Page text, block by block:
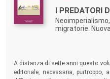
Titolo:
I PREDATORI
migratorie.
A distanza di sette anni questo
editoriale, necessaria, purtroppo,